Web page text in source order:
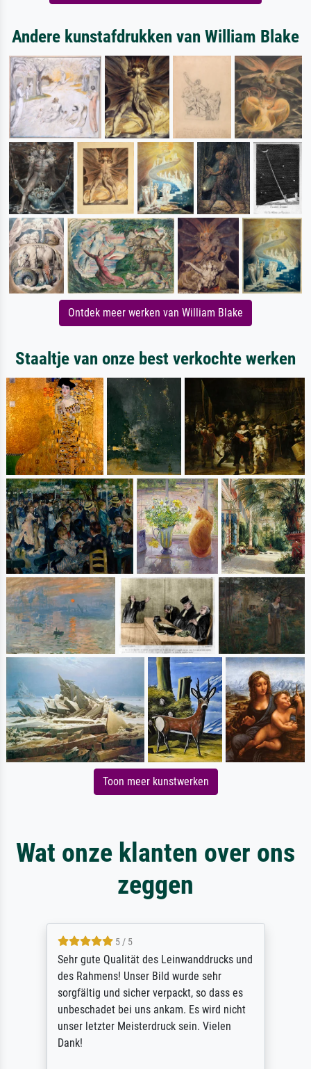
Andere kunstafdrukken van William Blake
Ontdek meer werken van William Blake
Staaltje van onze best verkochte werken
Toon meer kunstwerken
Wat onze klanten over ons
zeggen
5 / 5
Sehr gute Qualität des Leinwanddrucks und
des Rahmens! Unser Bild wurde sehr
sorgfältig und sicher verpackt, so dass es
unbeschadet bei uns ankam. Es wird nicht
unser letzter Meisterdruck sein. Vielen
Dank!